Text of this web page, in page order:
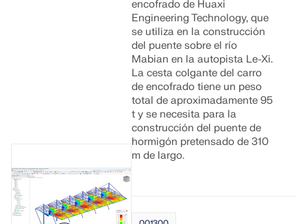
Productos anteriores
encofrado de Huaxi
Engineering Technology, que
se utiliza en la construcción
del puente sobre el río
Mabian en la autopista Le-Xi.
La cesta colgante del carro
de encofrado tiene un peso
total de aproximadamente 95
t y se necesita para la
construcción del puente de
hormigón pretensado de 310
m de largo.